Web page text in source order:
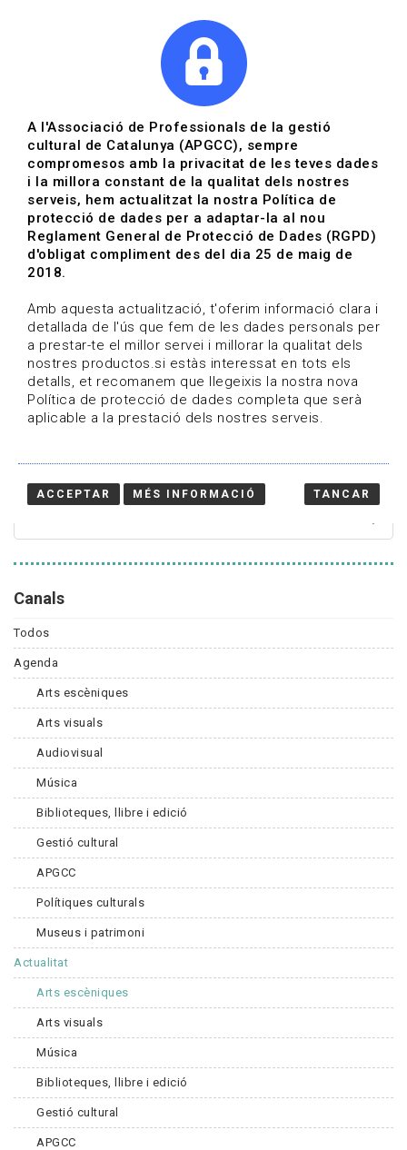
Actualitza't
Vols estar al dia?
HOME / BLOG
Estigues al dia
Convocatòries, activitats i notícies del sector de la
cultura.
Canals
Todos
Agenda
Arts escèniques
Arts visuals
Audiovisual
Música
Biblioteques, llibre i edició
Gestió cultural
APGCC
Polítiques culturals
Museus i patrimoni
Actualitat
Arts escèniques
Arts visuals
Música
Biblioteques, llibre i edició
Gestió cultural
APGCC
A l'Associació de Professionals de la gestió
cultural de Catalunya (APGCC), sempre
compromesos amb la privacitat de les teves dades
i la millora constant de la qualitat dels nostres
serveis, hem actualitzat la nostra Política de
protecció de dades per a adaptar-la al nou
Reglament General de Protecció de Dades (RGPD)
d'obligat compliment des del dia 25 de maig de
2018.
Amb aquesta actualització, t'oferim informació clara i
detallada de l'ús que fem de les dades personals per
a prestar-te el millor servei i millorar la qualitat dels
nostres productos.si estàs interessat en tots els
detalls, et recomanem que llegeixis la nostra nova
Política de protecció de dades completa que serà
aplicable a la prestació dels nostres serveis.
ACCEPTAR MÉS INFORMACIÓ TANCAR